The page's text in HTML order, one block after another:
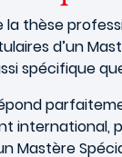
la thèse
d’un
spécifique
international,
Mastère